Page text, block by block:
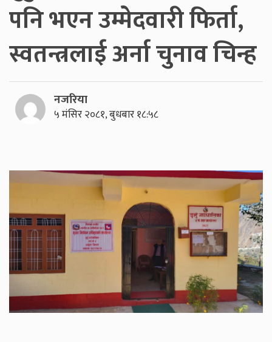
पनि भएन उम्मेदवारी फिर्ता,
स्वतन्त्रलाई अर्ना चुनाव चिन्ह
नजरिया
५ मंसिर २०८१, बुधबार १८:५८